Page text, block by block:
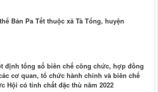
Bản Pa Tết thuộc xã Tà Tổng, huyện
định tổng số biên chế công chức, hợp đồng
cơ quan, tổ chức hành chính và biên chế
Hội có tính chất đặc thù năm 2022